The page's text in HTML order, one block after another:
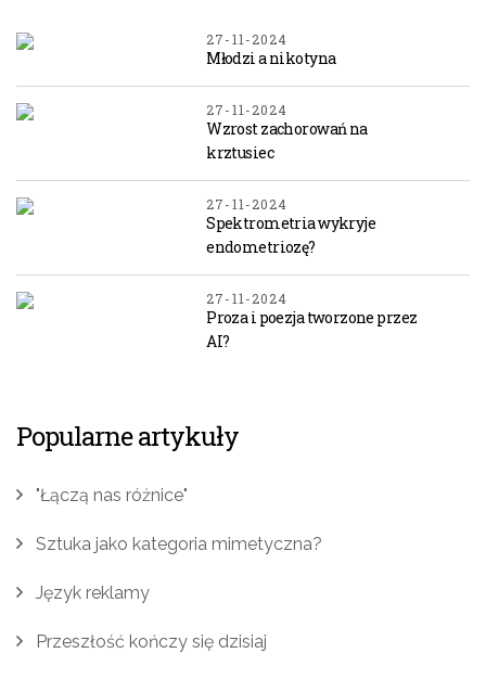
27-11-2024
Młodzi a nikotyna
27-11-2024
Wzrost zachorowań na
krztusiec
27-11-2024
Spektrometria wykryje
endometriozę?
27-11-2024
Proza i poezja tworzone przez
AI?
Popularne artykuły
"Łączą nas różnice"
Sztuka jako kategoria mimetyczna?
Język reklamy
Przeszłość kończy się dzisiaj